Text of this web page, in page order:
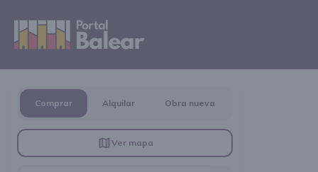
Comprar Alquilar Obra nueva
Ver mapa